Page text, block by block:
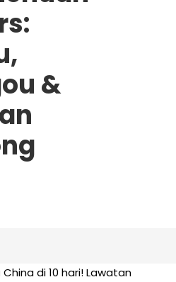
&
di 10 hari! Lawatan